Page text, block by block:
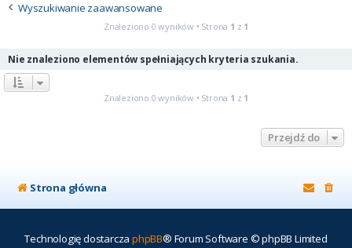
Wyszukiwanie zaawansowane
Znaleziono 0 wyników • Strona 1 z 1
Nie znaleziono elementów spełniających kryteria szukania.
Znaleziono 0 wyników • Strona 1 z 1
Przejdź do
Strona główna
Technologię dostarcza phpBB® Forum Software © phpBB Limited